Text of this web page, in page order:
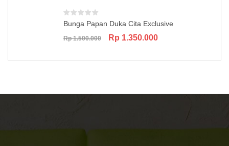
Bunga Papan Duka Cita Exclusive
Rp1.500.000
Original
Rp 1.350.000Current